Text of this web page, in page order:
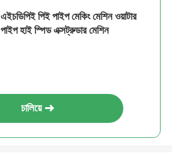
এইচডিপিই পিই পাইপ মেকিং মেশিন ওয়াটার
পাইপ হাই স্পিড এক্সট্রুডার মেশিন
চালিয়ে